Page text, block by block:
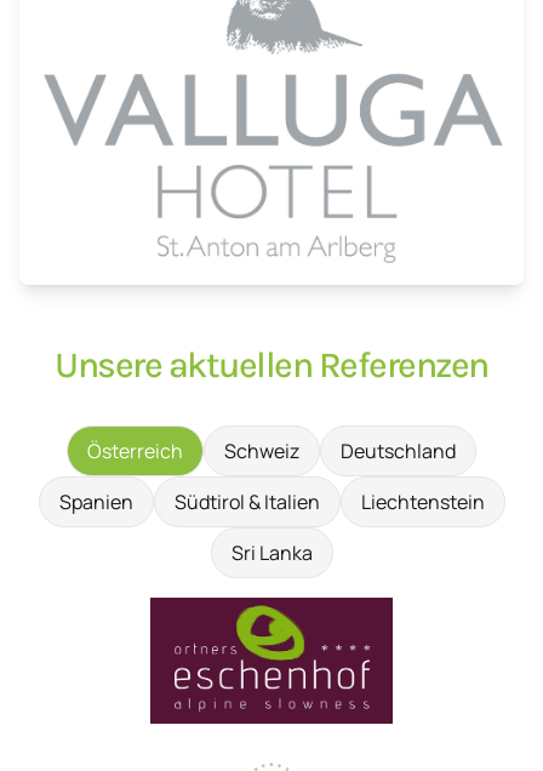
Unsere aktuellen Referenzen
Österreich Schweiz
Deutschland
Spanien
Südtirol & Italien
Liechtenstein
Sri Lanka